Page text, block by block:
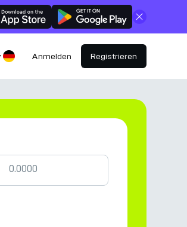
Schließen
Anmelden Registrieren